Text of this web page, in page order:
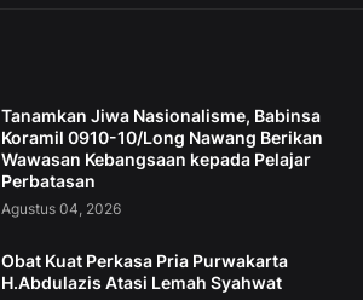
Tanamkan Jiwa Nasionalisme, Babinsa
Koramil 0910-10/Long Nawang Berikan
Wawasan Kebangsaan kepada Pelajar
Perbatasan
Agustus 04, 2026
Obat Kuat Perkasa Pria Purwakarta
H.Abdulazis Atasi Lemah Syahwat